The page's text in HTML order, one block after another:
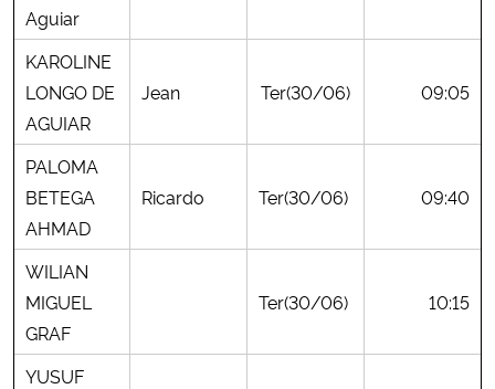
Aguiar
KAROLINE
LONGO DE
AGUIAR
Jean Ter(30/06) 09:05
PALOMA
BETEGA
AHMAD
Ricardo Ter(30/06) 09:40
WILIAN
MIGUEL
GRAF
Ter(30/06) 10:15
YUSUF